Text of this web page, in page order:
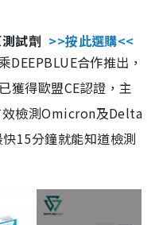
試劑 >>按此選購<<
合作推出，
獲得歐盟CE認證，主
效檢測Omicron及Delta
15分鐘就能知道檢測